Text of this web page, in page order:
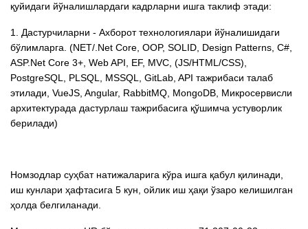
қуйидаги йўналишлардаги кадрларни ишга таклиф этади:
1. Дастурчиларни - Ахборот технологиялари йўналишидаги
бўлимларга. (NET/.Net Core, ООP, SOLID, Design Patterns, C#,
ASP.Net Core 3+, Web API, EF, MVC, (JS/HTML/CSS),
PostgreSQL, PLSQL, MSSQL, GitLab, API тажрибаси талаб
этилади, VueJS, Angular, RabbitMQ, MongoDB, Микросервисли
архитектурада дастурлаш тажрибасига қўшимча устуворлик
берилади)
Номзодлар суҳбат натижаларига кўра ишга қабул қилинади,
иш кунлари ҳафтасига 5 кун, ойлик иш ҳақи ўзаро келишилган
ҳолда белгиланади.